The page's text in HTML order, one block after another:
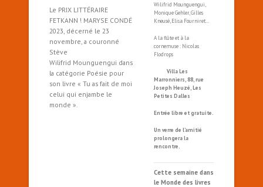
Le PRIX LITTÉRAIRE
FETKANN ! MARYSE CONDÉ
2023, décerné le 23
novembre, a couronné
Stève
Wilifrid Mounguengui dans
la catégorie Poésie pour
son livre « Tu as fait de moi
celui qui enjambe le
monde ».
Wilifrid Mounguengui,
Monique Gehler, Gilles
Kneusé, Elisa Fourniret…
A la flûte et à la
cornemuse : Nicolas
Flodrops
Villa Les
Marronniers, 88, rue
Joseph Heuzé, Les
Petites Dalles
Entrée libre et gratuite.
Un verre de l’amitié
prolongera la
rencontre.
Cette semaine dans
le Monde des livres